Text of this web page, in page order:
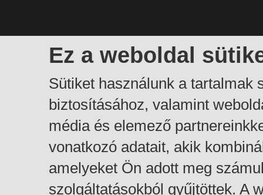
Ez a weboldal
Sütiket használunk a tartalmak
biztosításához, valamint
média és elemező
vonatkozó adatait, akik
amelyeket Ön adott meg
szolgáltatásokból gyűjtöttek. A